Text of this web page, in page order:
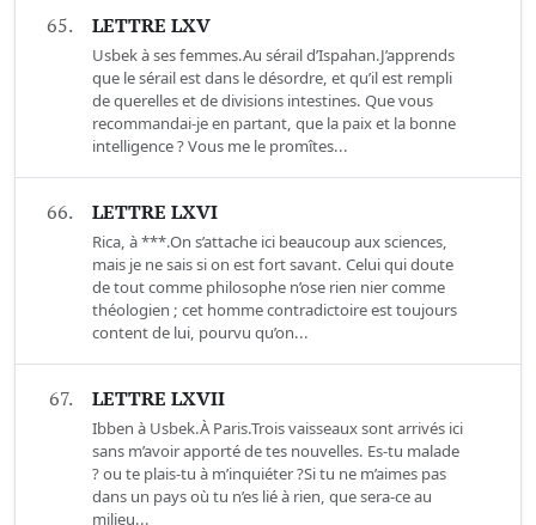
65. LETTRE LXV
Usbek à ses femmes.Au sérail d’Ispahan.J’apprends
que le sérail est dans le désordre, et qu’il est rempli
de querelles et de divisions intestines. Que vous
recommandai-je en partant, que la paix et la bonne
intelligence ? Vous me le promîtes...
66. LETTRE LXVI
Rica, à ***.On s’attache ici beaucoup aux sciences,
mais je ne sais si on est fort savant. Celui qui doute
de tout comme philosophe n’ose rien nier comme
théologien ; cet homme contradictoire est toujours
content de lui, pourvu qu’on...
67. LETTRE LXVII
Ibben à Usbek.À Paris.Trois vaisseaux sont arrivés ici
sans m’avoir apporté de tes nouvelles. Es-tu malade
? ou te plais-tu à m’inquiéter ?Si tu ne m’aimes pas
dans un pays où tu n’es lié à rien, que sera-ce au
milieu...